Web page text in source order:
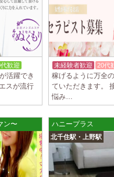
歓迎
活躍でき
スが流行
未経験者歓迎 20代
稼げるように万全
ていただきます。
悩み…
ン〜 ハニープラス
北千住駅・上野駅